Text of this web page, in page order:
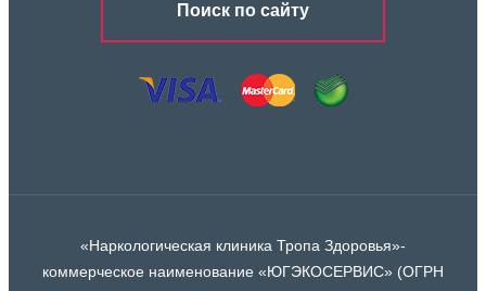
Поиск по сайту
«Наркологическая клиника Тропа Здоровья»-
коммерческое наименование «ЮГЭКОСЕРВИС» (ОГРН